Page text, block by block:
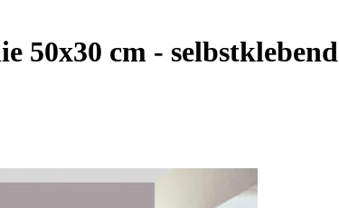
50x30 cm - selbstklebend